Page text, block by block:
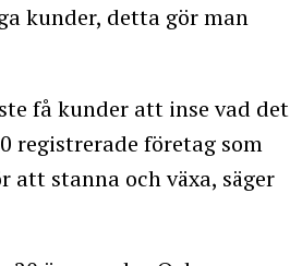
kunder, detta gör man
få kunder att inse vad det
registrerade företag som
att stanna och växa, säger